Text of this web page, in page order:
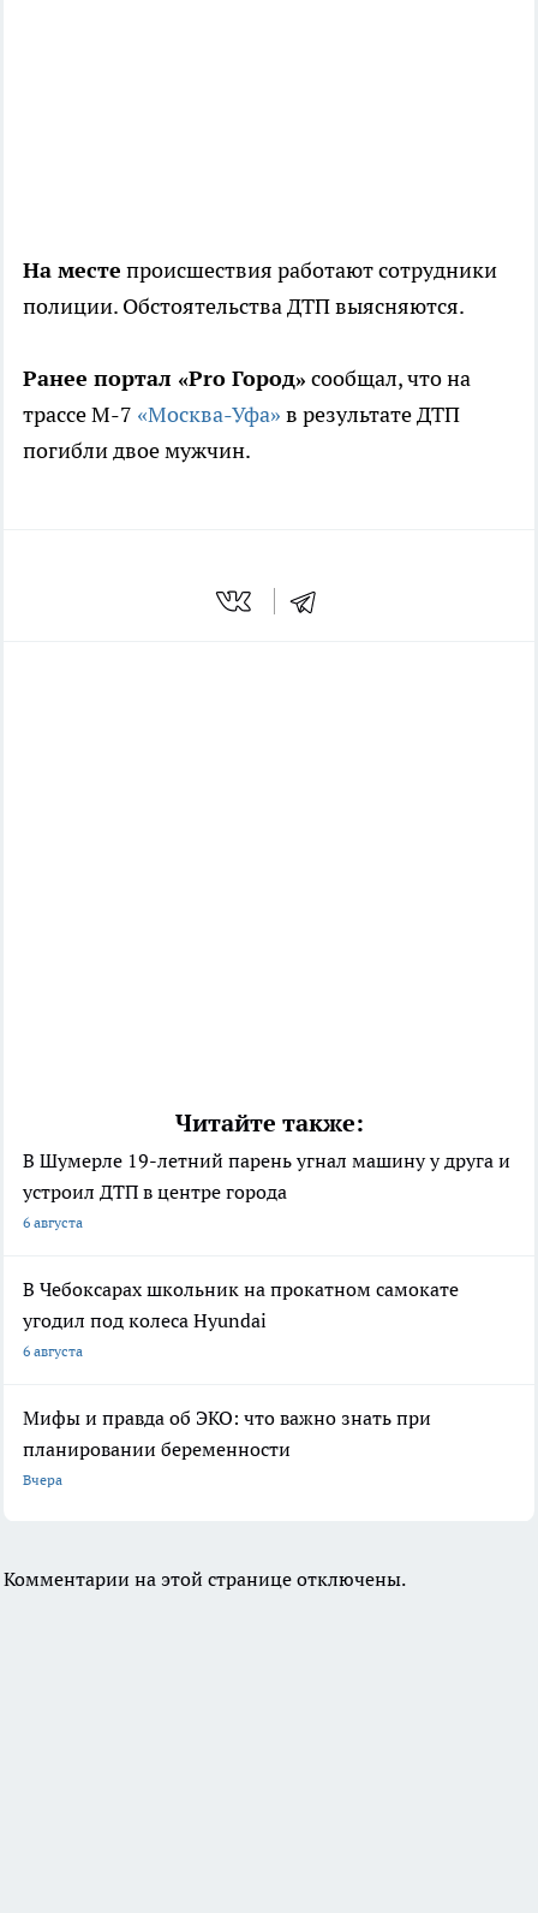
На месте происшествия работают сотрудники
полиции. Обстоятельства ДТП выясняются.
Ранее портал «Pro Город» сообщал, что на
трассе М-7 «Москва-Уфа» в результате ДТП
погибли двое мужчин.
Читайте также:
В Шумерле 19-летний парень угнал машину у друга и
устроил ДТП в центре города
6 августа
В Чебоксарах школьник на прокатном самокате
угодил под колеса Hyundai
6 августа
Мифы и правда об ЭКО: что важно знать при
планировании беременности
Вчера
Комментарии на этой странице отключены.